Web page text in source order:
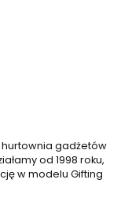
gadżetów
od 1998 roku,
w modelu Gifting